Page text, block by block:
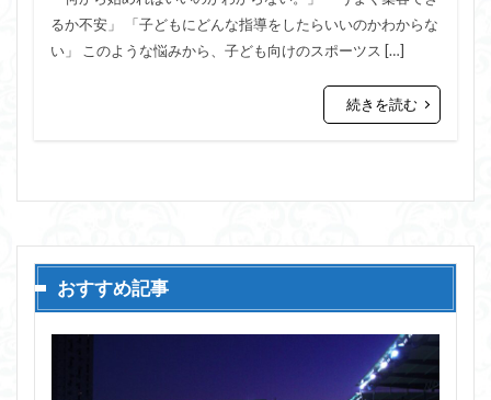
るか不安」 「子どもにどんな指導をしたらいいのかわからな
い」 このような悩みから、子ども向けのスポーツス […]
続きを読む
おすすめ記事